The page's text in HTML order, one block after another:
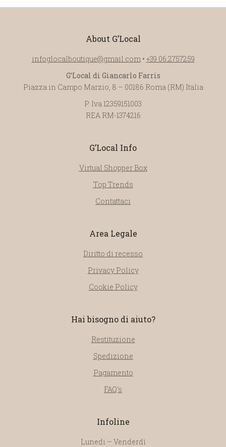
About G’Local
infoglocalboutique@gmail.com• +39 06.2757259
G’Local di Giancarlo Farris
Piazza in Campo Marzio, 8 – 00186 Roma (RM) Italia
P. Iva 12359151003
REA RM-1374216
G’Local Info
Virtual Shopper Box
Top Trends
Contattaci
Area Legale
Diritto di recesso
Privacy Policy
Cookie Policy
Hai bisogno di aiuto?
Restituzione
Spedizione
Pagamento
FAQ’s
Infoline
Lunedi – Venderdì